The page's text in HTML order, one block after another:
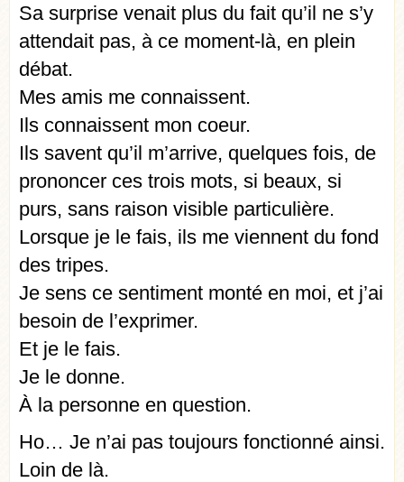
Sa surprise venait plus du fait qu’il ne s’y
attendait pas, à ce moment-là, en plein
débat.
Mes amis me connaissent.
Ils connaissent mon coeur.
Ils savent qu’il m’arrive, quelques fois, de
prononcer ces trois mots, si beaux, si
purs, sans raison visible particulière.
Lorsque je le fais, ils me viennent du fond
des tripes.
Je sens ce sentiment monté en moi, et j’ai
besoin de l’exprimer.
Et je le fais.
Je le donne.
À la personne en question.
Ho… Je n’ai pas toujours fonctionné ainsi.
Loin de là.